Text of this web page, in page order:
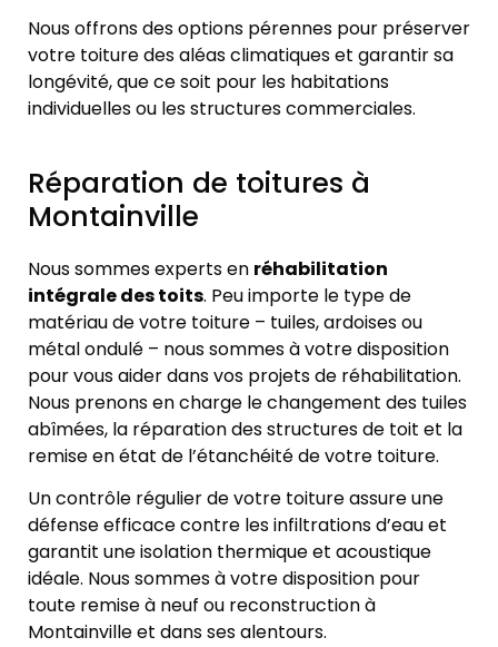
Nous offrons des options pérennes pour préserver
votre toiture des aléas climatiques et garantir sa
longévité, que ce soit pour les habitations
individuelles ou les structures commerciales.
Réparation de toitures à
Montainville
Nous sommes experts en réhabilitation
intégrale des toits. Peu importe le type de
matériau de votre toiture – tuiles, ardoises ou
métal ondulé – nous sommes à votre disposition
pour vous aider dans vos projets de réhabilitation.
Nous prenons en charge le changement des tuiles
abîmées, la réparation des structures de toit et la
remise en état de l’étanchéité de votre toiture.
Un contrôle régulier de votre toiture assure une
défense efficace contre les infiltrations d’eau et
garantit une isolation thermique et acoustique
idéale. Nous sommes à votre disposition pour
toute remise à neuf ou reconstruction à
Montainville et dans ses alentours.